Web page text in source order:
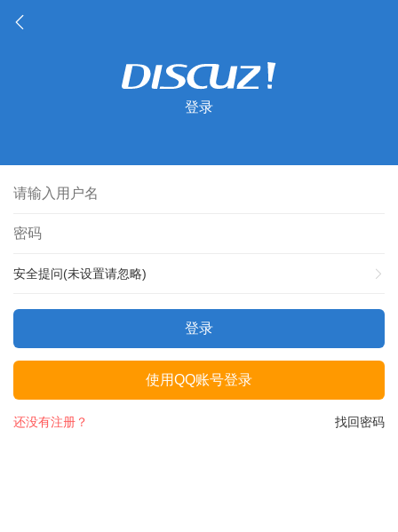
登录
安全提问(未设置请忽略)
登录
使用QQ账号登录
找回密码
还没有注册？